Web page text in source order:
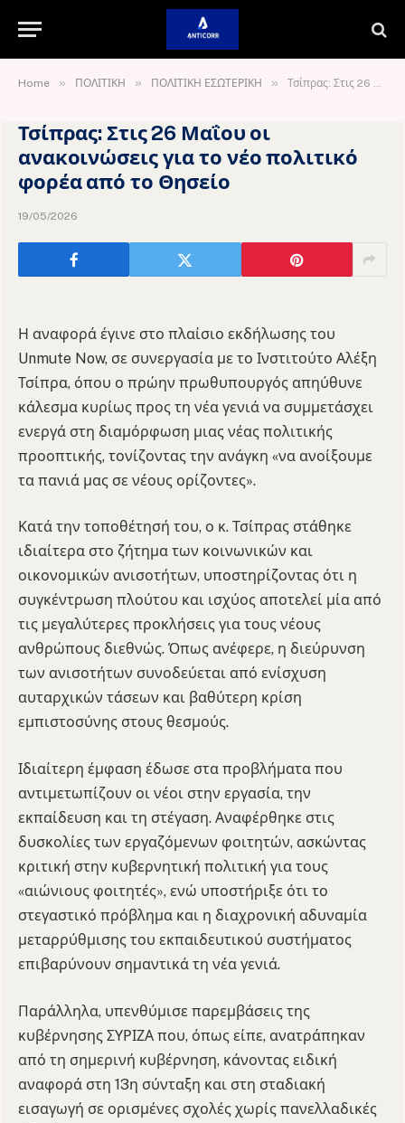
Home » ΠΟΛΙΤΙΚΗ » ΠΟΛΙΤΙΚΗ ΕΣΩΤΕΡΙΚΗ » Τσίπρας: Στις 26 Μαΐου οι ανακοινώσεις για το νέο πολιτικό φορέα από το Θησείο
Τσίπρας: Στις 26 Μαΐου οι
ανακοινώσεις για το νέο πολιτικό
φορέα από το Θησείο
19/05/2026
Η αναφορά έγινε στο πλαίσιο εκδήλωσης του
Unmute Now, σε συνεργασία με το Ινστιτούτο Αλέξη
Τσίπρα, όπου ο πρώην πρωθυπουργός απηύθυνε
κάλεσμα κυρίως προς τη νέα γενιά να συμμετάσχει
ενεργά στη διαμόρφωση μιας νέας πολιτικής
προοπτικής, τονίζοντας την ανάγκη «να ανοίξουμε
τα πανιά μας σε νέους ορίζοντες».
Κατά την τοποθέτησή του, ο κ. Τσίπρας στάθηκε
ιδιαίτερα στο ζήτημα των κοινωνικών και
οικονομικών ανισοτήτων, υποστηρίζοντας ότι η
συγκέντρωση πλούτου και ισχύος αποτελεί μία από
τις μεγαλύτερες προκλήσεις για τους νέους
ανθρώπους διεθνώς. Όπως ανέφερε, η διεύρυνση
των ανισοτήτων συνοδεύεται από ενίσχυση
αυταρχικών τάσεων και βαθύτερη κρίση
εμπιστοσύνης στους θεσμούς.
Ιδιαίτερη έμφαση έδωσε στα προβλήματα που
αντιμετωπίζουν οι νέοι στην εργασία, την
εκπαίδευση και τη στέγαση. Αναφέρθηκε στις
δυσκολίες των εργαζόμενων φοιτητών, ασκώντας
κριτική στην κυβερνητική πολιτική για τους
«αιώνιους φοιτητές», ενώ υποστήριξε ότι το
στεγαστικό πρόβλημα και η διαχρονική αδυναμία
μεταρρύθμισης του εκπαιδευτικού συστήματος
επιβαρύνουν σημαντικά τη νέα γενιά.
Παράλληλα, υπενθύμισε παρεμβάσεις της
κυβέρνησης ΣΥΡΙΖΑ που, όπως είπε, ανατράπηκαν
από τη σημερινή κυβέρνηση, κάνοντας ειδική
αναφορά στη 13η σύνταξη και στη σταδιακή
εισαγωγή σε ορισμένες σχολές χωρίς πανελλαδικές